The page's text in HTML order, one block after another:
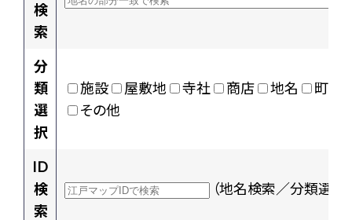
検
索
分
類
選
択
施設 屋敷地 寺社 商店 地名
町村
その他
ID
検
索
（地名検索／分類選択